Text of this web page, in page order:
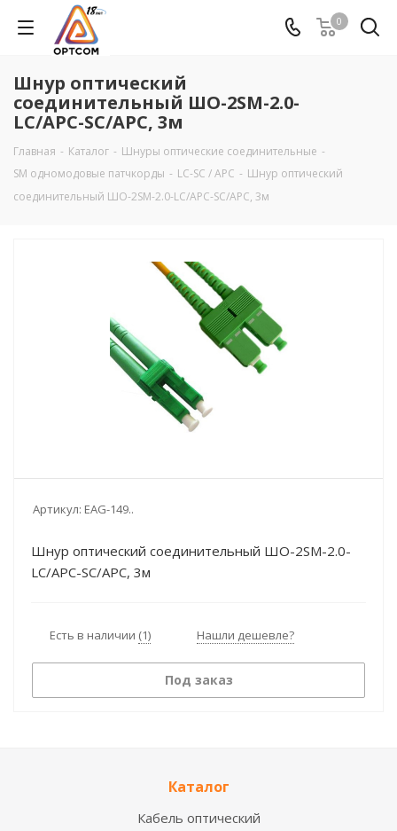
0
Шнур оптический
соединительный ШО-2SM-2.0-
LC/APC-SC/APC, 3м
Главная - Каталог - Шнуры оптические соединительные -
SM одномодовые патчкорды - LC-SC / APC - Шнур оптический
соединительный ШО-2SM-2.0-LC/APC-SC/APC, 3м
Артикул: EAG-149..
Шнур оптический соединительный ШО-2SM-2.0-
LC/APC-SC/APC, 3м
Есть в наличии (1) Нашли дешевле?
Под заказ
Каталог
Кабель оптический